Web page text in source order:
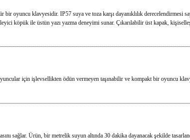
oyuncu klavyesidir. IP57 suya ve toza karşı dayanıklılık
köpük ile üstün yazı yazma deneyimi sunar. Çıkarılabilir üst kapak,
için işlevsellikten ödün vermeyen taşınabilir ve kompakt bir oyuncu
sağlar. Ürün, bir metrelik suyun altında 30 dakika dayanacak şekilde